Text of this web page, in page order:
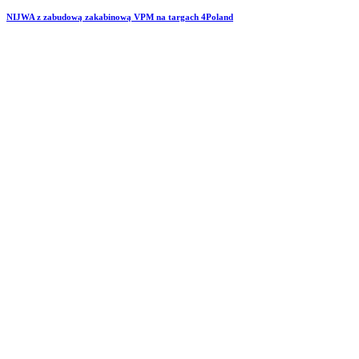
NIJWA z zabudową zakabinową VPM na targach 4Poland